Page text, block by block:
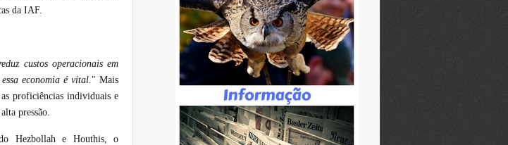
da IAF.
custos operacionais em
economia é vital. " Mais
proficiências individuais e
pressão.
Hezbollah e Houthis, o